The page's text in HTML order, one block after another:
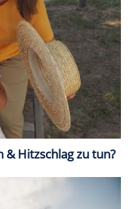
Hitzschlag zu tun?